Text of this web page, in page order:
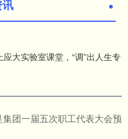
大实验室课堂，“调”出人生专
团一届五次职工代表大会预